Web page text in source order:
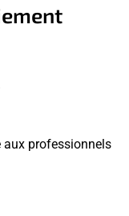
aux professionnels